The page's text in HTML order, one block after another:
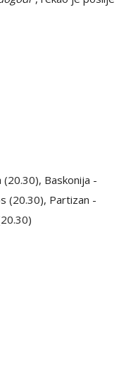
Baskonija -
(20.30), Partizan -